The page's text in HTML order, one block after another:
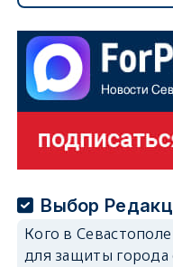
Выбор
Кого в
для защиты